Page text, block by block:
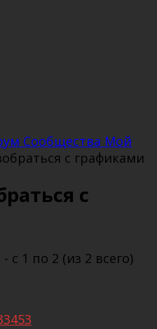
Сообщества Мой
с графиками
с
1 по 2 (из 2 всего)